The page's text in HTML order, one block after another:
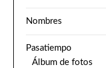
Nombres
Pasatiempo
Álbum de fotos